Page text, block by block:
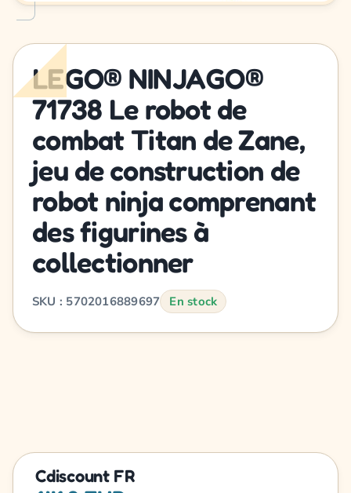
LEGO® NINJAGO®
71738 Le robot de
combat Titan de Zane,
jeu de construction de
robot ninja comprenant
des figurines à
collectionner
SKU : 5702016889697 En stock
Cdiscount FR